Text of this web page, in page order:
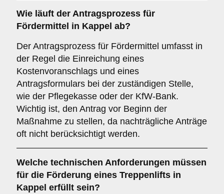
Wie läuft der Antragsprozess für
Fördermittel in Kappel ab?
Der Antragsprozess für Fördermittel umfasst in
der Regel die Einreichung eines
Kostenvoranschlags und eines
Antragsformulars bei der zuständigen Stelle,
wie der Pflegekasse oder der KfW-Bank.
Wichtig ist, den Antrag vor Beginn der
Maßnahme zu stellen, da nachträgliche Anträge
oft nicht berücksichtigt werden.
Welche technischen Anforderungen müssen
für die Förderung eines Treppenlifts in
Kappel erfüllt sein?